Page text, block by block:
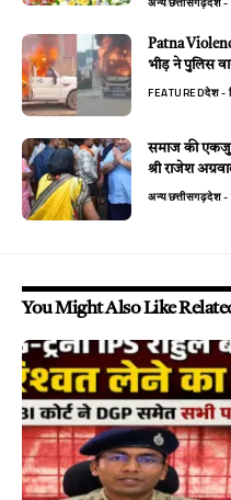
Patna
भीड़ ने पुलिस
FEATUREDदेश -
समाज की
श्री राजेश
अन्यछत्तीसगढ़देश -
You Might Also Like